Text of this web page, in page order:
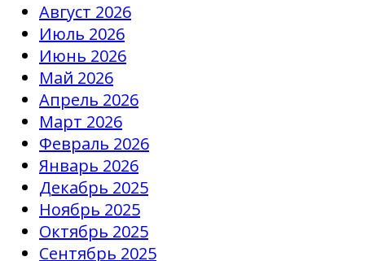
Август 2026
Июль 2026
Июнь 2026
Май 2026
Апрель 2026
Март 2026
Февраль 2026
Январь 2026
Декабрь 2025
Ноябрь 2025
Октябрь 2025
Сентябрь 2025